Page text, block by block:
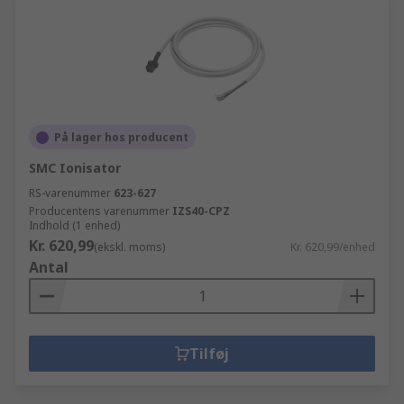
På lager hos producent
SMC Ionisator
RS-varenummer 623-627
Producentens varenummer IZS40-CPZ
Indhold (1 enhed)
Kr. 620,99(ekskl. moms) Kr. 620,99/enhed
Antal
Tilføj